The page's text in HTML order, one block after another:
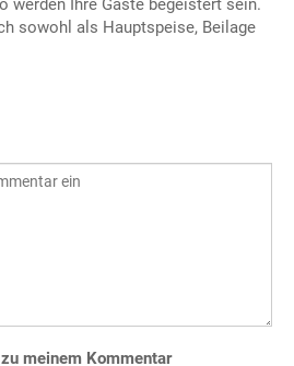
werden Ihre Gäste begeistert sein.
sowohl als Hauptspeise, Beilage
meinem Kommentar